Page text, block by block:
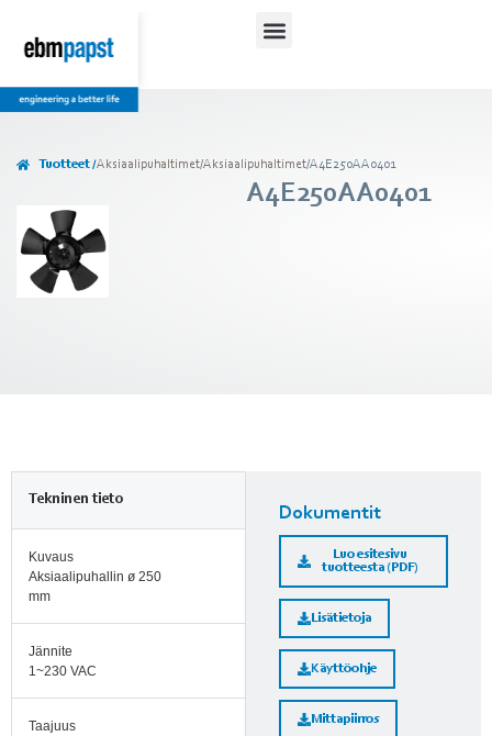
Tuotteet /Aksiaalipuhaltimet/Aksiaalipuhaltimet/A4E250AA0401
A4E250AA0401
Tekninen tieto
Kuvaus
Aksiaalipuhallin ø 250
mm
Jännite
1~230 VAC
Taajuus
Dokumentit
Luo esitesivu
tuotteesta (PDF)
Lisätietoja
Käyttöohje
Mittapiirros